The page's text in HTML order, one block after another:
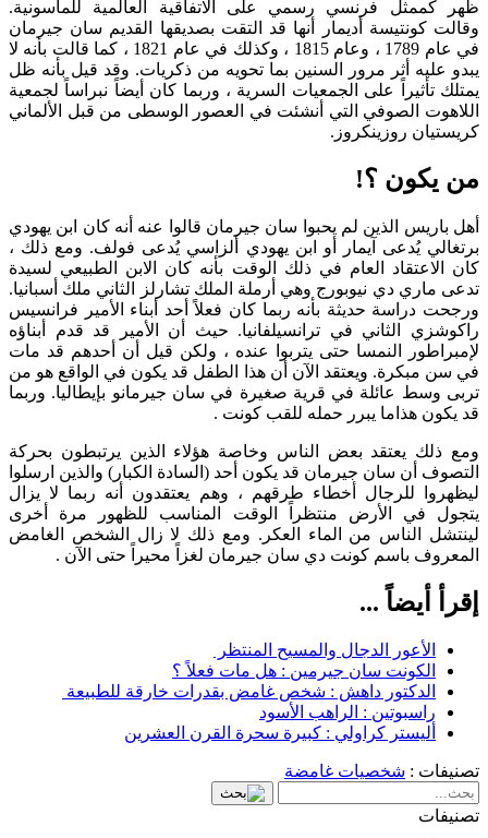
ظهر كممثل فرنسي رسمي على الاتفاقية العالمية للماسونية.
وقالت كونتيسة أديمار أنها قد التقت بصديقها القديم سان جيرمان
في عام 1789 ، وعام 1815 ، وكذلك في عام 1821 ، كما قالت بأنه لا
يبدو عليه أثر مرور السنين بما تحويه من ذكريات. وقد قيل بأنه ظل
يمتلك تأثيراً على الجمعيات السرية ، وربما كان أيضاً نبراساً لجمعية
اللاهوت الصوفي التي أنشئت في العصور الوسطى من قبل الألماني
كريستيان روزينكروز.
من يكون ؟!
أهل باريس الذين لم يحبوا سان جيرمان قالوا عنه أنه كان ابن يهودي
برتغالي يُدعى آيمار أو ابن يهودي ألزاسي يُدعى فولف. ومع ذلك ،
كان الاعتقاد العام في ذلك الوقت بأنه كان الابن الطبيعي لسيدة
تدعى ماري دي نيوبورج وهي أرملة الملك تشارلز الثاني ملك أسبانيا.
ورجحت دراسة حديثة بأنه ربما كان فعلاً أحد أبناء الأمير فرانسيس
راكوشزي الثاني في ترانسيلفانيا. حيث أن الأمير قد قدم أبناؤه
لإمبراطور النمسا حتى يتربوا عنده ، ولكن قيل أن أحدهم قد مات
في سن مبكرة. ويعتقد الآن أن هذا الطفل قد يكون في الواقع هو من
تربى وسط عائلة في قرية صغيرة في سان جيرمانو بإيطاليا. وربما
قد يكون هذاما يبرر حمله للقب كونت .
ومع ذلك يعتقد بعض الناس وخاصة هؤلاء الذين يرتبطون بحركة
التصوف أن سان جيرمان قد يكون أحد (السادة الكبار) والذين ارسلوا
ليظهروا للرجال أخطاء طرقهم ، وهم يعتقدون أنه ربما لا يزال
يتجول في الأرض منتظراً الوقت المناسب للظهور مرة أخرى
لينتشل الناس من الماء العكر. ومع ذلك لا زال الشخص الغامض
المعروف باسم كونت دي سان جيرمان لغزاً محيراً حتى الآن .
إقرأ أيضاً ...
الأعور الدجال والمسيح المنتظر
الكونت سان جيرمين : هل مات فعلاً ؟
الدكتور داهش : شخص غامض بقدرات خارقة للطبيعة
راسبوتين : الراهب الأسود
أليستر كراولي : كبيرة سحرة القرن العشرين
تصنيفات : شخصيات غامضة
تصنيفات